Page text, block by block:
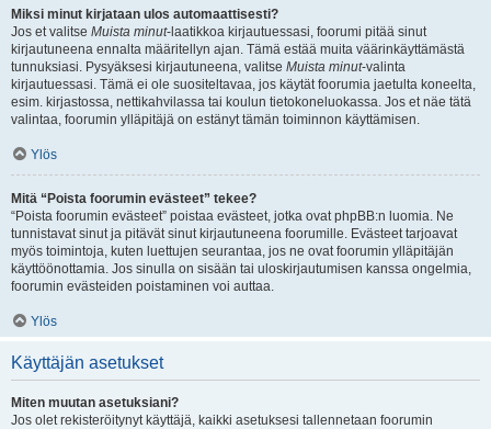
Miksi minut kirjataan ulos automaattisesti?
Jos et valitse Muista minut-laatikkoa kirjautuessasi, foorumi pitää sinut
kirjautuneena ennalta määritellyn ajan. Tämä estää muita väärinkäyttämästä
tunnuksiasi. Pysyäksesi kirjautuneena, valitse Muista minut-valinta
kirjautuessasi. Tämä ei ole suositeltavaa, jos käytät foorumia jaetulta koneelta,
esim. kirjastossa, nettikahvilassa tai koulun tietokoneluokassa. Jos et näe tätä
valintaa, foorumin ylläpitäjä on estänyt tämän toiminnon käyttämisen.
Ylös
Mitä “Poista foorumin evästeet” tekee?
“Poista foorumin evästeet” poistaa evästeet, jotka ovat phpBB:n luomia. Ne
tunnistavat sinut ja pitävät sinut kirjautuneena foorumille. Evästeet tarjoavat
myös toimintoja, kuten luettujen seurantaa, jos ne ovat foorumin ylläpitäjän
käyttöönottamia. Jos sinulla on sisään tai uloskirjautumisen kanssa ongelmia,
foorumin evästeiden poistaminen voi auttaa.
Ylös
Käyttäjän asetukset
Miten muutan asetuksiani?
Jos olet rekisteröitynyt käyttäjä, kaikki asetuksesi tallennetaan foorumin